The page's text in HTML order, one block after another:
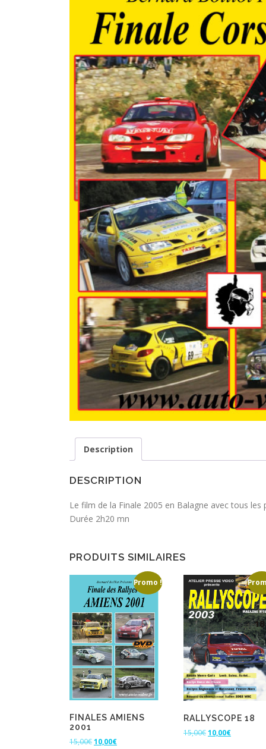
Description
DESCRIPTION
Le film de la Finale 2005 en Balagne avec tous
Durée 2h20 mn
PRODUITS SIMILAIRES
Promo !
FINALES AMIENS
2001
15,00€L
10,00€L
RALLYSCOPE 18
15,00€L
10,00€L